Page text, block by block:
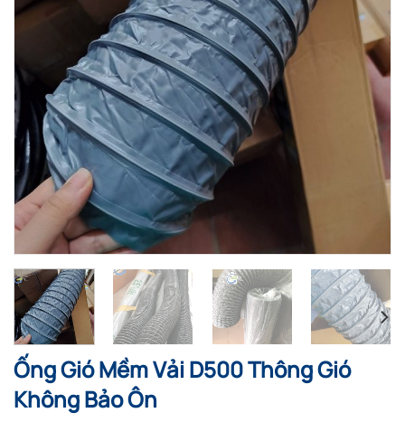
Ống Gió Mềm Vải D500 Thông Gió
Không Bảo Ôn